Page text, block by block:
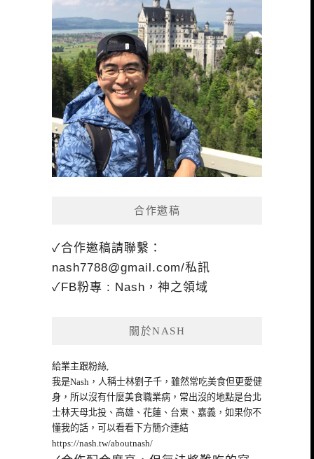
合作邀稿
✓合作邀稿請聯繫：
nash7788@gmail.com/私訊
✓FB粉專 : Nash，神之領域
關於NASH
給業主跟粉絲,
我是Nash，人稱士林劉子千，雖然常吃美食但更愛健
身，所以沒有什麼美食職業病，常出沒的地點是台北
士林天母北投、高雄、花蓮、台東、嘉義，如果你不
懂我的話，可以看看下方簡介連結
https://nash.tw/aboutnash/